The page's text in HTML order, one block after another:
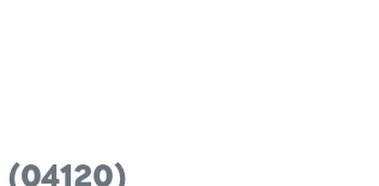
(04120)